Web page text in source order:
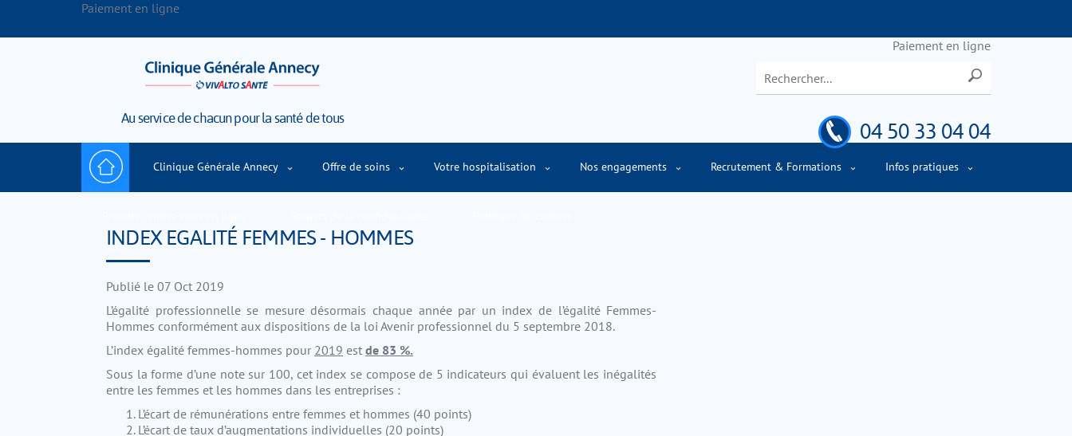
Paiement en ligne
Au service de chacun pour la santé de tous
Paiement en ligne
04 50 33 04 04
Clinique Générale Annecy Offre de soins Votre hospitalisation Nos engagements Recrutement & Formations Infos pratiques
INDEX EGALITÉ FEMMES - HOMMES
Publié le 07 Oct 2019
L’égalité professionnelle se mesure désormais chaque année par un index de l’égalité Femmes-
Hommes conformément aux dispositions de la loi Avenir professionnel du 5 septembre 2018.
L’index égalité femmes-hommes pour 2019 est de 83 %.
Sous la forme d’une note sur 100, cet index se compose de 5 indicateurs qui évaluent les inégalités
entre les femmes et les hommes dans les entreprises :
L’écart de rémunérations entre femmes et hommes (40 points)
L’écart de taux d’augmentations individuelles (20 points)